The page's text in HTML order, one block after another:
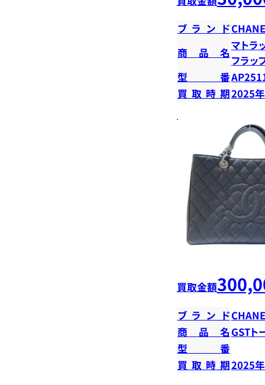
ブランド
商品名
マトラ
フラッ
型番
買取時期2025
買取金額
ブランド
商品名 GSTト
型番
買取時期2025